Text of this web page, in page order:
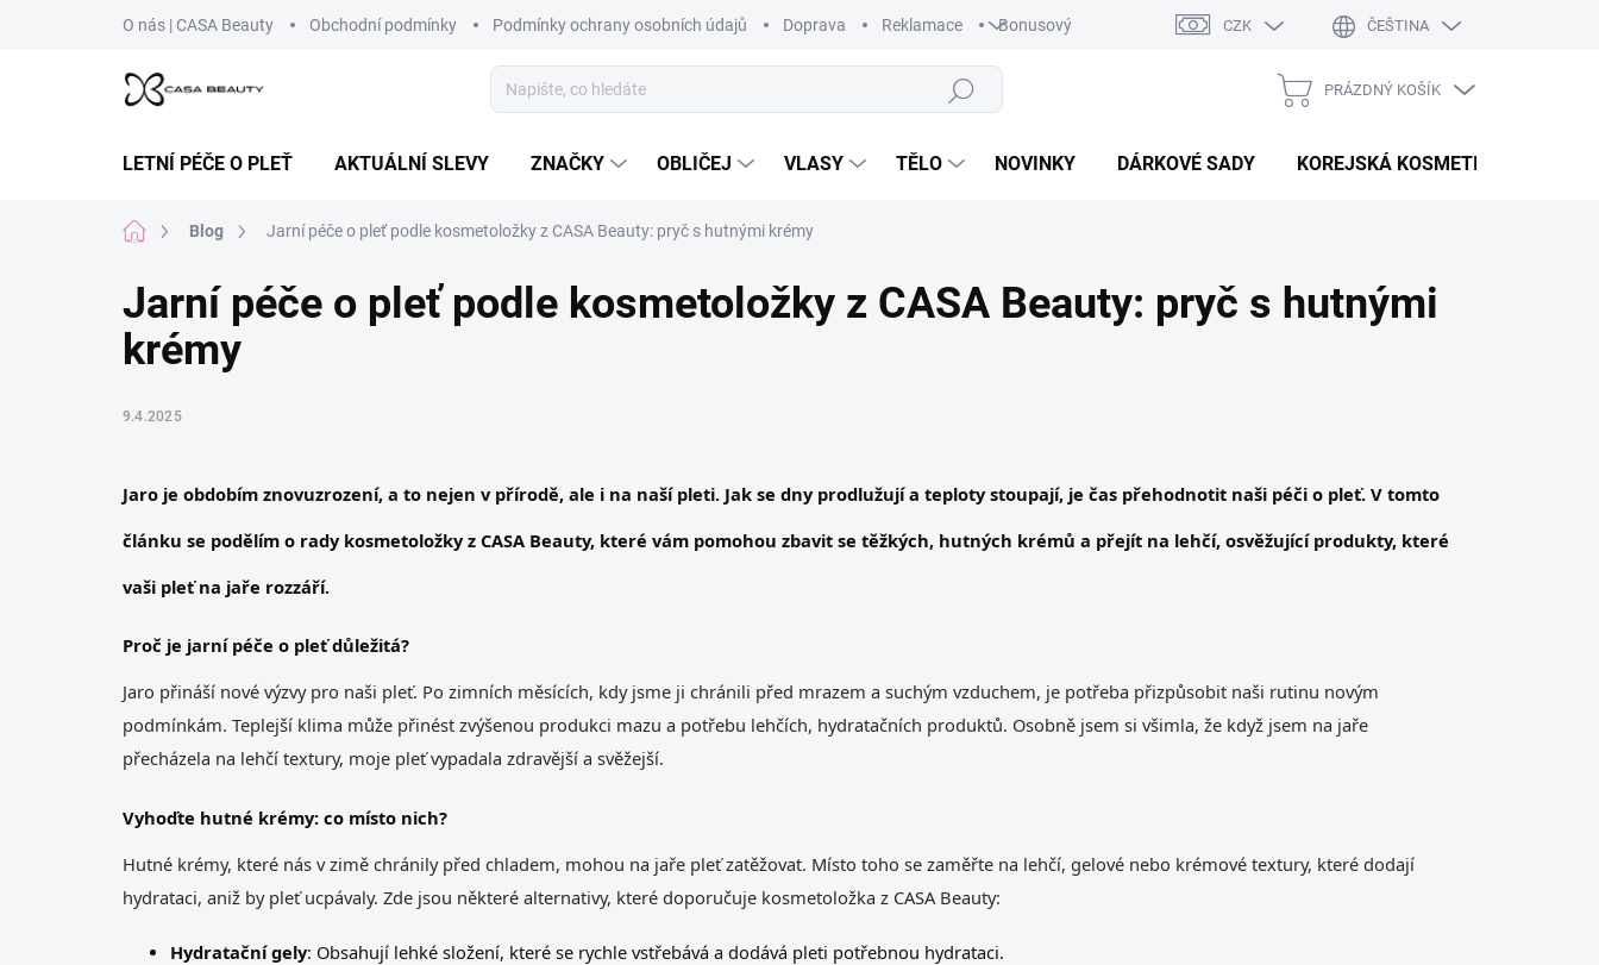
O nás | CASA Beauty Obchodní podmínky Podmínky ochrany osobních údajů Doprava Reklamace Bonusový system Hodnocení obchodu
CZK ČEŠTINA
Hledat
KOŠÍK
PRÁZDNÝ KOŠÍK
LETNÍ PÉČE O PLEŤ AKTUÁLNÍ SLEVY ZNAČKY OBLIČEJ VLASY TĚLO NOVINKY DÁRKOVÉ SADY KOREJSKÁ KOSMETIKA
Domů Blog Jarní péče o pleť podle kosmetoložky z CASA Beauty: pryč s hutnými krémy
Jarní péče o pleť podle kosmetoložky z CASA Beauty: pryč s hutnými
krémy
9.4.2025
Jaro je obdobím znovuzrození, a to nejen v přírodě, ale i na naší pleti. Jak se dny prodlužují a teploty stoupají, je čas přehodnotit naši péči o pleť. V tomto
článku se podělím o rady kosmetoložky z CASA Beauty, které vám pomohou zbavit se těžkých, hutných krémů a přejít na lehčí, osvěžující produkty, které
vaši pleť na jaře rozzáří.
Proč je jarní péče o pleť důležitá?
Jaro přináší nové výzvy pro naši pleť. Po zimních měsících, kdy jsme ji chránili před mrazem a suchým vzduchem, je potřeba přizpůsobit naši rutinu novým
podmínkám. Teplejší klima může přinést zvýšenou produkci mazu a potřebu lehčích, hydratačních produktů. Osobně jsem si všimla, že když jsem na jaře
přecházela na lehčí textury, moje pleť vypadala zdravější a svěžejší.
Vyhoďte hutné krémy: co místo nich?
Hutné krémy, které nás v zimě chránily před chladem, mohou na jaře pleť zatěžovat. Místo toho se zaměřte na lehčí, gelové nebo krémové textury, které dodají
hydrataci, aniž by pleť ucpávaly. Zde jsou některé alternativy, které doporučuje kosmetoložka z CASA Beauty:
Hydratační gely: Obsahují lehké složení, které se rychle vstřebává a dodává pleti potřebnou hydrataci.